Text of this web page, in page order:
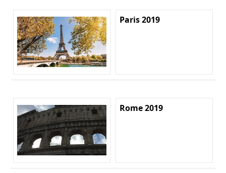
Paris 2019
Rome 2019